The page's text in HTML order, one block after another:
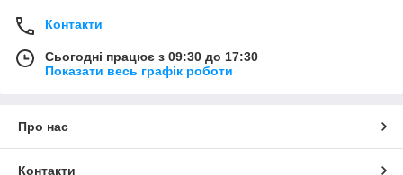
Контакти
Сьогодні працює з 09:30 до 17:30
Показати весь графік роботи
Про нас
Контакти